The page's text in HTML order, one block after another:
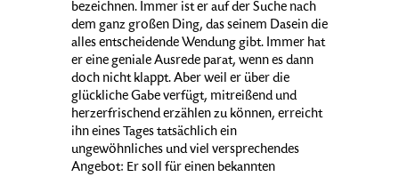
bezeichnen. Immer ist er auf der Suche nach
dem ganz großen Ding, das seinem Dasein die
alles entscheidende Wendung gibt. Immer hat
er eine geniale Ausrede parat, wenn es dann
doch nicht klappt. Aber weil er über die
glückliche Gabe verfügt, mitreißend und
herzerfrischend erzählen zu können, erreicht
ihn eines Tages tatsächlich ein
ungewöhnliches und viel versprechendes
Angebot: Er soll für einen bekannten